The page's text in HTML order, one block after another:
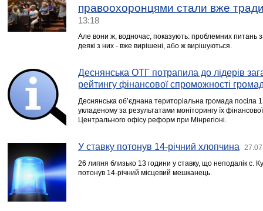
правоохоронцями стали вже
13:18
Але вони ж, водночас, показують: проблемних питань
деякі з них - вже вирішені, або ж вирішуються.
Деснянська ОТГ потрапила до лідерів
рейтингу фінансової спроможності
Деснянська об’єднана територіальна громада посіла
укладеному за результатами моніторингу їх
Центрального офісу реформ при Мінрегіоні.
У ставку потонув 14-річний хлопчина
26 липня близько 13 години у ставку, що неподалік с.
потонув 14-річний місцевий мешканець.